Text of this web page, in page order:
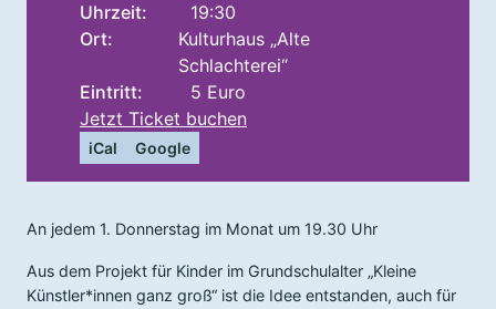
Uhrzeit:
19:30
Ort:
Kulturhaus „Alte
Schlachterei“
Eintritt:
5 Euro
Jetzt Ticket buchen
iCal Google
An jedem 1. Donnerstag im Monat um 19.30 Uhr
Aus dem Projekt für Kinder im Grundschulalter „Kleine
Künstler*innen ganz groß“ ist die Idee entstanden, auch für